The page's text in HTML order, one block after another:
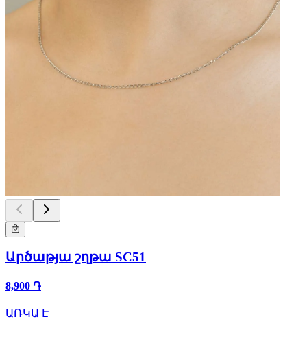
Արծաթյա շղթա SC51
8,900 ֏
ԱՌԿԱ Է